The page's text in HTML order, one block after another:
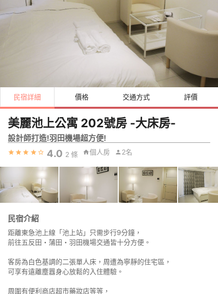
民宿詳細 價格 交通方式 評價
美麗池上公寓 202號房 -大床房-
設計師打造!羽田機場超方便!
4.0 2 條 個人房 2名
民宿介紹
距離東急池上線「池上站」只需步行9分鐘，
前往五反田・蒲田・羽田機場交通皆十分方便。
客房為白色基調的二張單人床，周遭為寧靜的住宅區，
可享有遠離塵囂身心放鬆的入住體驗。
周圍有便利商店超市藥妝店等等，